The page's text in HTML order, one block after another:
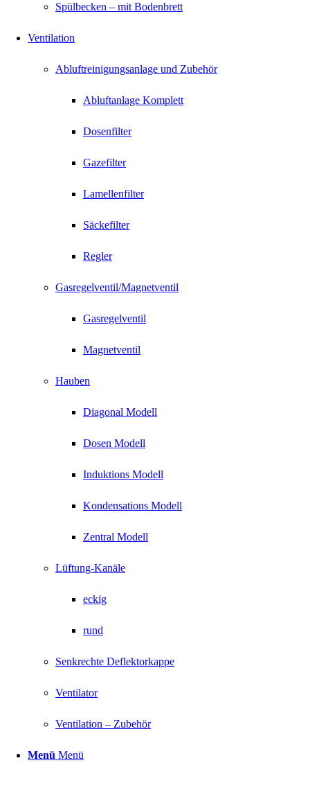
Spülbecken – mit Bodenbrett
Ventilation
Abluftreinigungsanlage und Zubehör
Abluftanlage Komplett
Dosenfilter
Gazefilter
Lamellenfilter
Säckefilter
Regler
Gasregelventil/Magnetventil
Gasregelventil
Magnetventil
Hauben
Diagonal Modell
Dosen Modell
Induktions Modell
Kondensations Modell
Zentral Modell
Lüftung-Kanäle
eckig
rund
Senkrechte Deflektorkappe
Ventilator
Ventilation – Zubehör
Menü Menü